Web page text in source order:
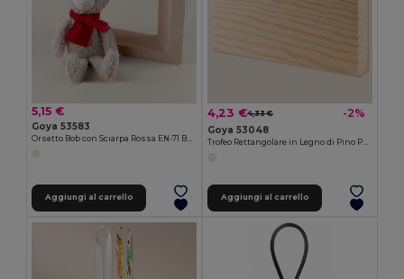
5,15 €
Goya 53583
Aggiungi al carrello
4,23 €4,33 € -2%
Goya 53048
Aggiungi al carrello